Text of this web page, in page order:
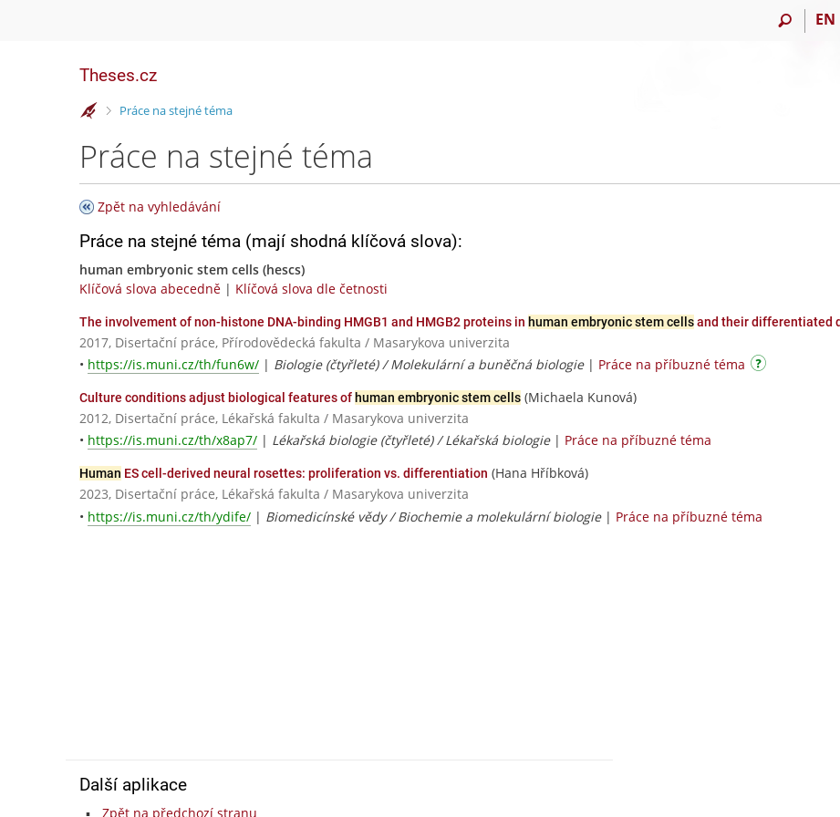
EN
Theses.cz
>Práce na stejné téma
Práce na stejné téma
Zpět na vyhledávání
Práce na stejné téma (mají shodná klíčová slova):
human embryonic stem cells (hescs)
Klíčová slova abecedně | Klíčová slova dle četnosti
The involvement of non-histone DNA-binding HMGB1 and HMGB2 proteins in human embryonic stem cellsand their differentiated
2017, Disertační práce, Přírodovědecká fakulta / Masarykova univerzita
• https://is.muni.cz/th/fun6w/ | Biologie (čtyřleté) / Molekulární a buněčná biologie| Práce na příbuzné téma
Culture conditions adjust biological features of human embryonic stem cells (Michaela Kunová)
2012, Disertační práce, Lékařská fakulta / Masarykova univerzita
• https://is.muni.cz/th/x8ap7/ | Lékařská biologie (čtyřleté) / Lékařská biologie| Práce na příbuzné téma
Human ES cell-derived neural rosettes: proliferation vs. differentiation (Hana Hříbková)
2023, Disertační práce, Lékařská fakulta / Masarykova univerzita
• https://is.muni.cz/th/ydife/ | Biomedicínské vědy / Biochemie a molekulární biologie| Práce na příbuzné téma
Další aplikace
Zpět na předchozí stranu